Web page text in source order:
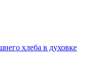
хлеба в духовке